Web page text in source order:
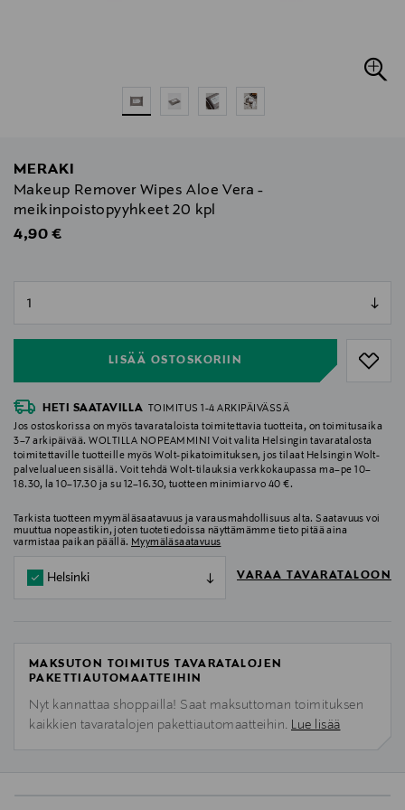
MERAKI
Makeup Remover Wipes Aloe Vera -
meikinpoistopyyhkeet 20 kpl
Original Price
4,90 €
LISÄÄ OSTOSKORIIN
HETI SAATAVILLA
TOIMITUS 1-4 ARKIPÄIVÄSSÄ
Jos ostoskorissa on myös tavarataloista toimitettavia tuotteita, on toimitusaika
3–7 arkipäivää. WOLTILLA NOPEAMMIN! Voit valita Helsingin tavaratalosta
toimitettaville tuotteille myös Wolt-pikatoimituksen, jos tilaat Helsingin Wolt-
palvelualueen sisällä. Voit tehdä Wolt-tilauksia verkkokaupassa ma–pe 10–
18.30, la 10–17.30 ja su 12–16.30, tuotteen minimiarvo 40 €.
Tarkista tuotteen myymäläsaatavuus ja varausmahdollisuus alta. Saatavuus voi
muuttua nopeastikin, joten tuotetiedoissa näyttämämme tieto pitää aina
varmistaa paikan päällä. Myymäläsaatavuus
Helsinki VARAA TAVARATALOON
MAKSUTON TOIMITUS TAVARATALOJEN
PAKETTIAUTOMAATTEIHIN
Nyt kannattaa shoppailla! Saat maksuttoman toimituksen
kaikkien tavaratalojen pakettiautomaatteihin. Lue lisää